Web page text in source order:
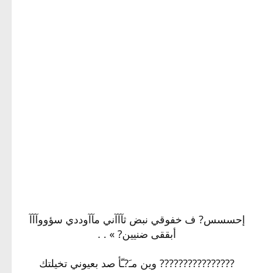
إحسسس? ف خفوقي نبض ثآآآني مآآوددي سؤووآآآ
أبققى ضنيين? » . .
????‏?‏?‏??‏??‏?‏?‏??‏?? وين مـَ?ـّأ صد بعيوني تخيلتك